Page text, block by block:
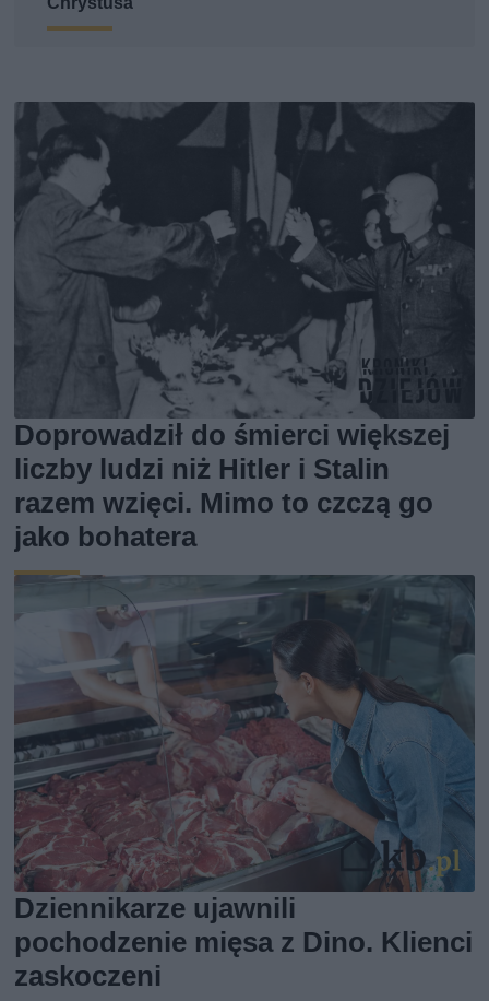
Doprowadził do śmierci większej
liczby ludzi niż Hitler i Stalin
razem wzięci. Mimo to czczą go
jako bohatera
Dziennikarze ujawnili
pochodzenie mięsa z Dino. Klienci
zaskoczeni